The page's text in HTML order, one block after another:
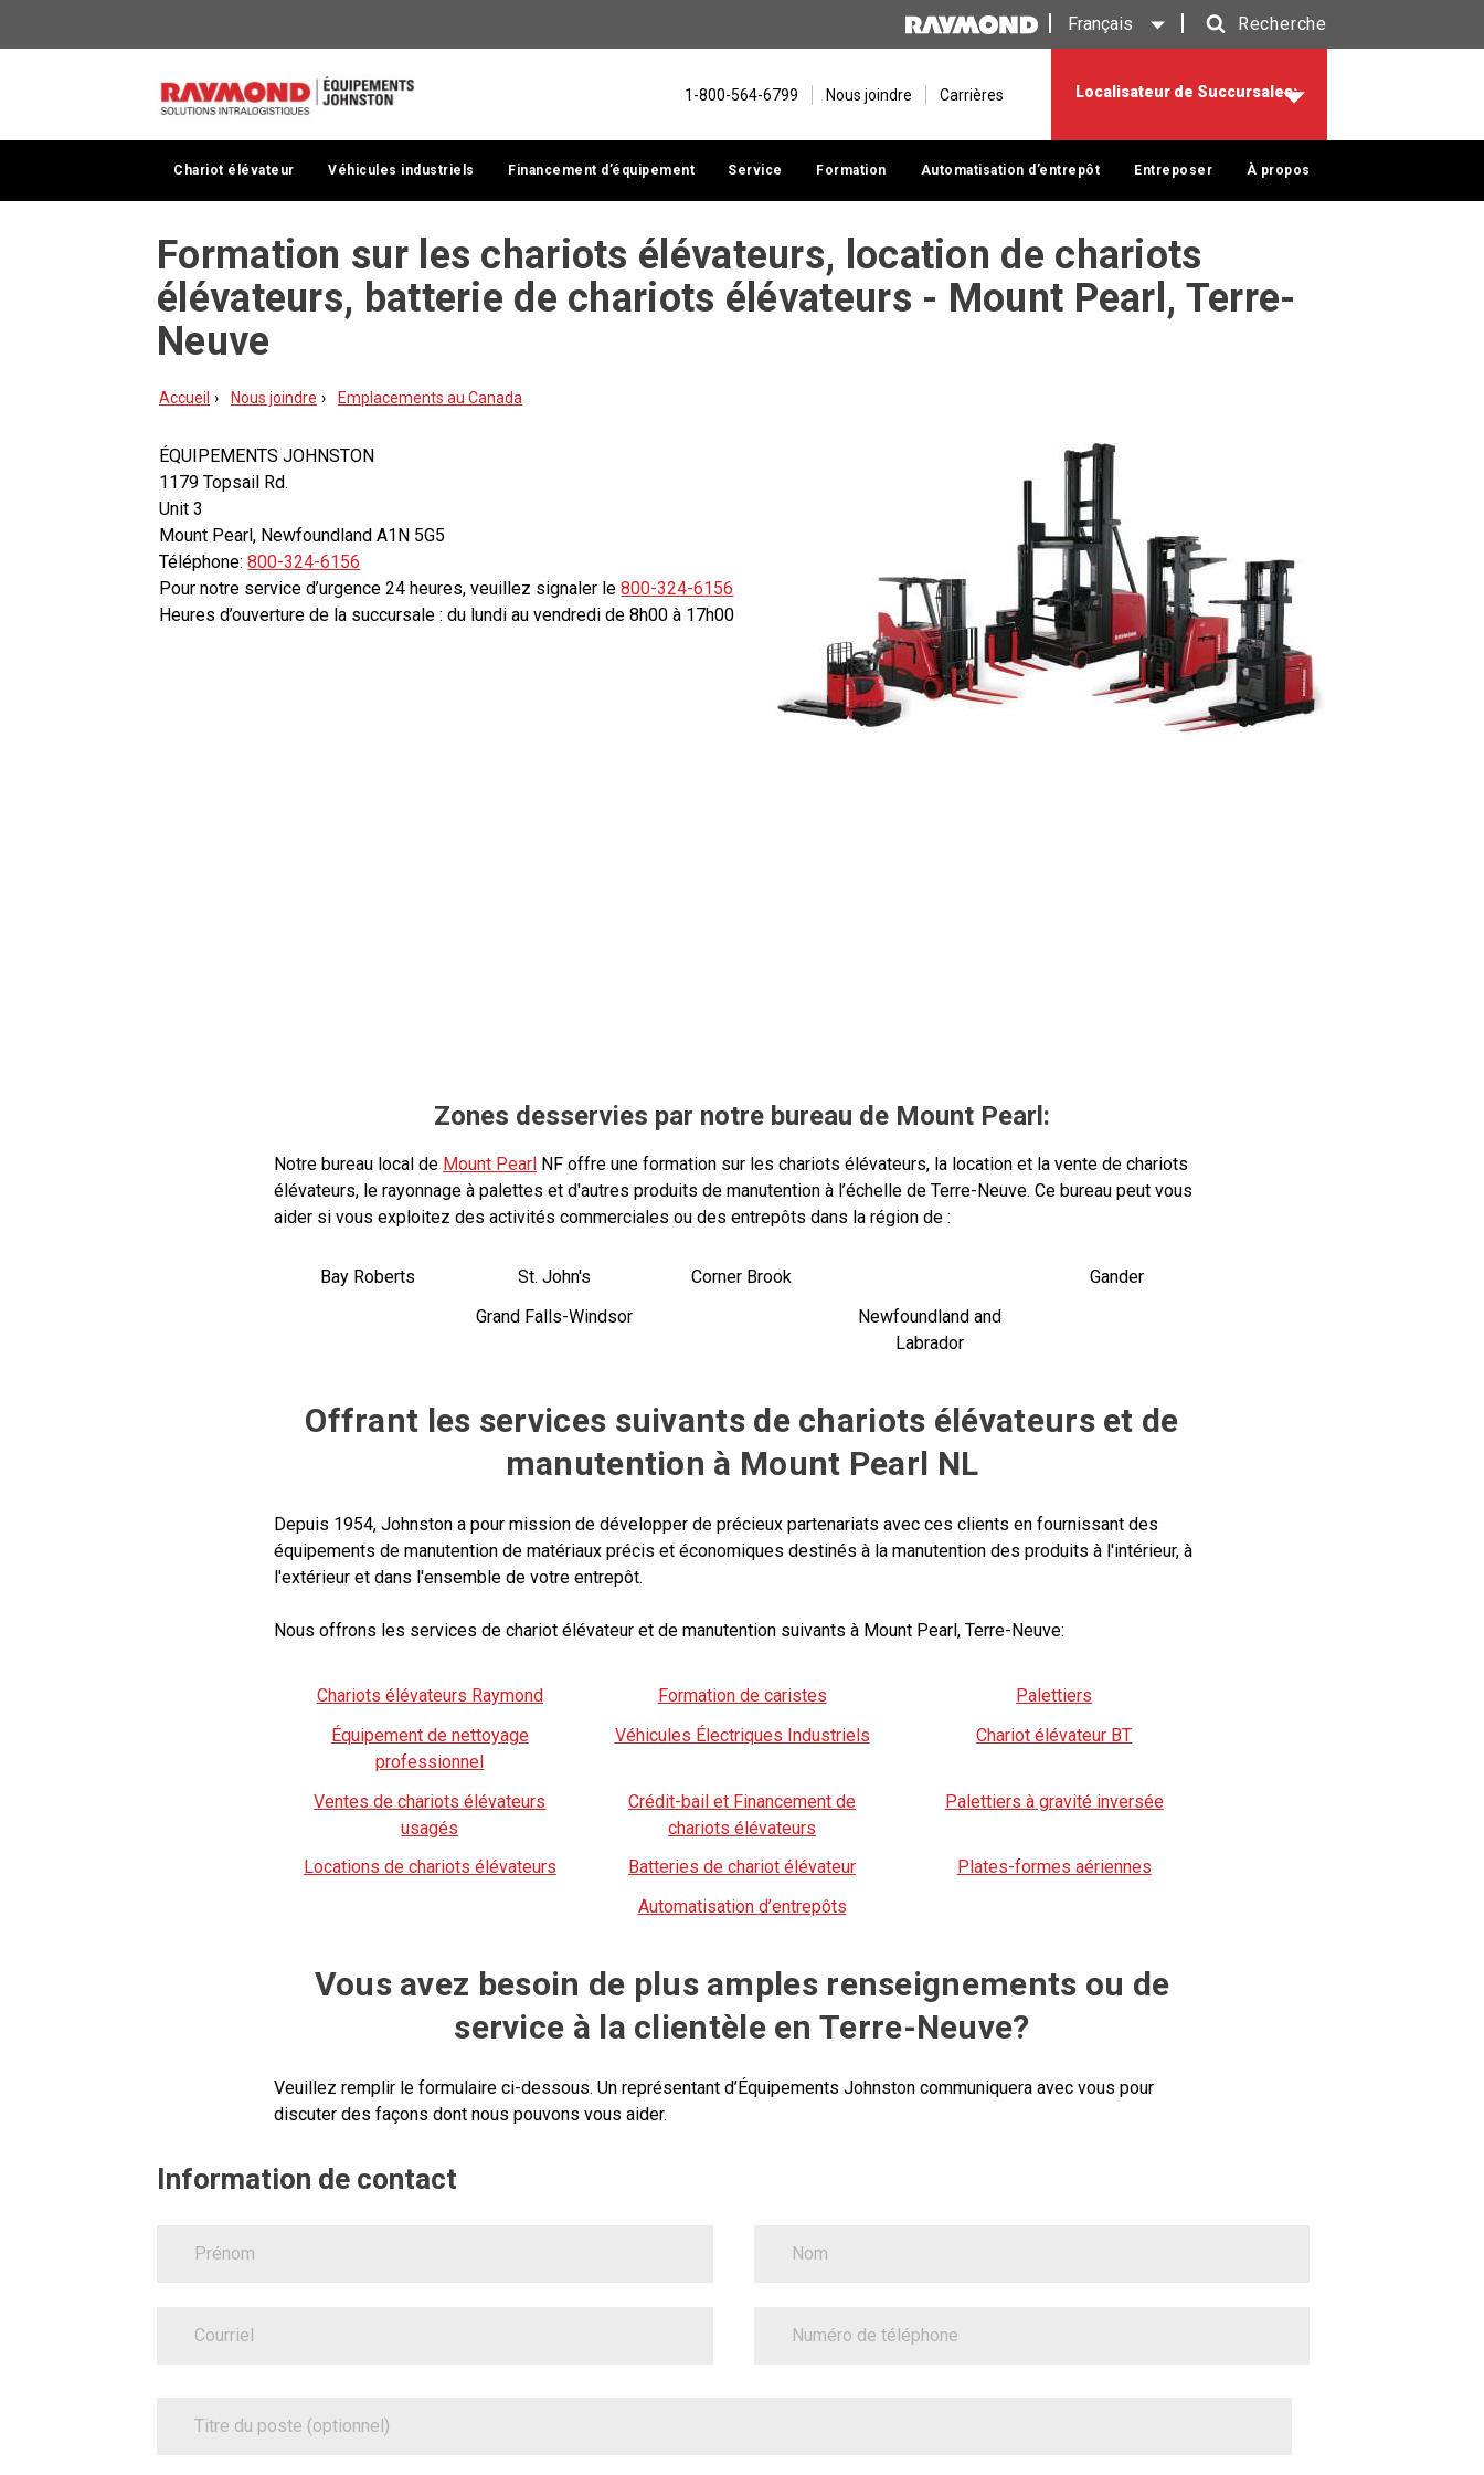
Français
Recherche
1-800-564-6799 Nous joindre Carrières Localisateur de Succursales:
Chariot élévateur Véhicules industriels Financement d’équipement Service Formation Automatisation d’entrepôt Entreposer À propos
Formation sur les chariots élévateurs, location de chariots
élévateurs, batterie de chariots élévateurs - Mount Pearl, Terre-
Neuve
Accueil Nous joindre Emplacements au Canada
ÉQUIPEMENTS JOHNSTON
1179 Topsail Rd.
Unit 3
Mount Pearl, Newfoundland A1N 5G5
Téléphone:800-324-6156
Pour notre service d’urgence 24 heures, veuillez signaler le800-324-6156
Heures d’ouverture de la succursale : du lundi au vendredi de 8h00 à 17h00
Zones desservies par notre bureau de Mount Pearl:
Notre bureau local de Mount Pearl NF offre une formation sur les chariots élévateurs, la location et la vente de chariots
élévateurs, le rayonnage à palettes et d'autres produits de manutention à l’échelle de Terre-Neuve. Ce bureau peut vous
aider si vous exploitez des activités commerciales ou des entrepôts dans la région de :
Bay Roberts Corner Brook
Gander
Grand Falls-Windsor
Newfoundland and
Labrador
St. John's
Offrant les services suivants de chariots élévateurs et de
manutention à Mount Pearl NL
Depuis 1954, Johnston a pour mission de développer de précieux partenariats avec ces clients en fournissant des
équipements de manutention de matériaux précis et économiques destinés à la manutention des produits à l'intérieur, à
l'extérieur et dans l'ensemble de votre entrepôt.
Nous offrons les services de chariot élévateur et de manutention suivants à Mount Pearl, Terre-Neuve:
Chariots élévateurs Raymond
Équipement de nettoyage
professionnel
Ventes de chariots élévateurs
usagés
Locations de chariots élévateurs
Plates-formes aériennes
Formation de caristes
Véhicules Électriques Industriels
Crédit-bail et Financement de
chariots élévateurs
Batteries de chariot élévateur
Automatisation d’entrepôts
Palettiers
Chariot élévateur BT
Palettiers à gravité inversée
Vous avez besoin de plus amples renseignements ou de
service à la clientèle en Terre-Neuve?
Veuillez remplir le formulaire ci-dessous. Un représentant d’Équipements Johnston communiquera avec vous pour
discuter des façons dont nous pouvons vous aider.
Information
Information de contact